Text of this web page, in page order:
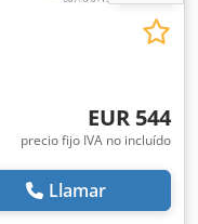
EUR 544
precio fijo IVA no incluído
Llamar